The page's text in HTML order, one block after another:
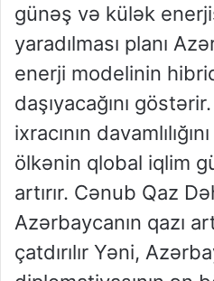
günəş və külək
yaradılması planı
enerji modelinin
daşıyacağını
ixracının
ölkənin qlobal iqlim
artırır. Cənub Qaz
Azərbaycanın qazı
çatdırılır Yəni,